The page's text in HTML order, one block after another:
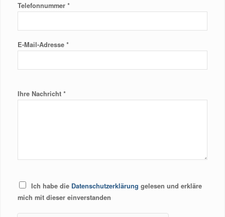
Telefonnummer *
E-Mail-Adresse *
Ihre Nachricht *
D
a
t
Ich habe die Datenschutzerklärung gelesen und erkläre
mich mit dieser einverstanden